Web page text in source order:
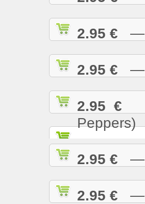
2.95 € —
2.95 € —
2.95 €
Peppers)
2.95 € —
2.95 € —